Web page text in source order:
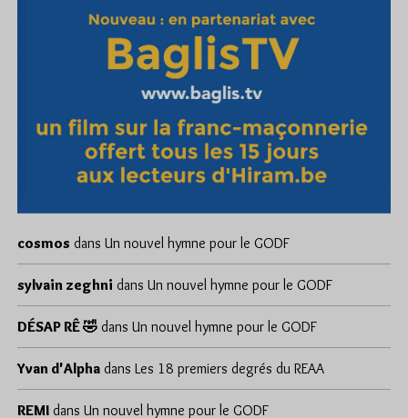
cosmos dans Un nouvel hymne pour le GODF
sylvain zeghni dans Un nouvel hymne pour le GODF
DÉSAP RÊ 🤣 dans Un nouvel hymne pour le GODF
Yvan d'Alpha dans Les 18 premiers degrés du REAA
REMI dans Un nouvel hymne pour le GODF